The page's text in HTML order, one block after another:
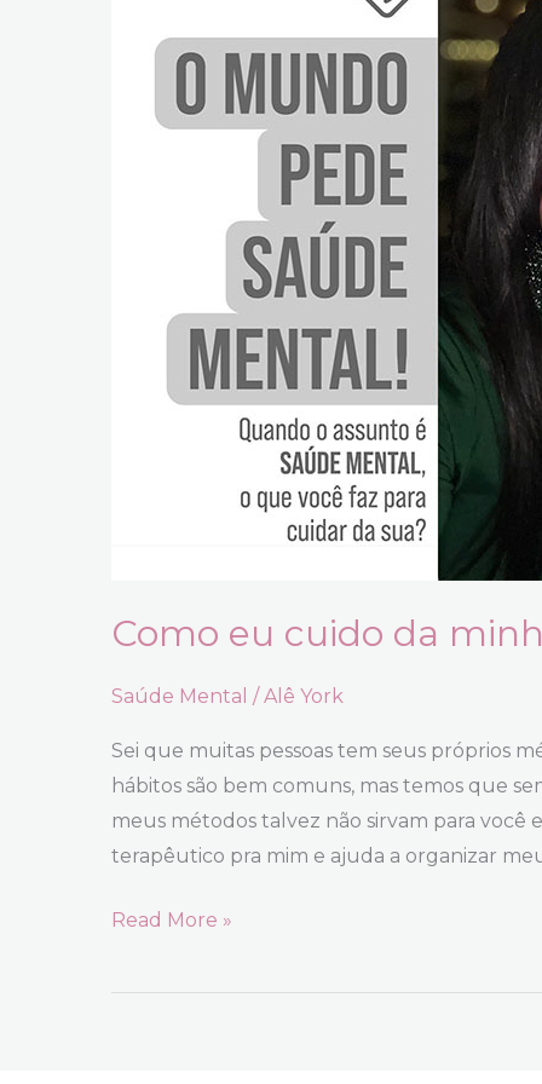
Como eu cuido da
Saúde Mental /Alê York
Sei que muitas pessoas tem seus próprios
hábitos são bem comuns, mas temos que
meus métodos talvez não sirvam para você
terapêutico pra mim e ajuda a organizar
Como
cuido
Read More »